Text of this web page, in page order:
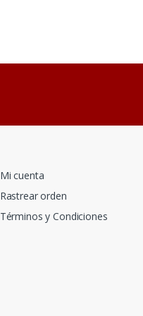
Mi cuenta
Rastrear orden
Términos y Condiciones